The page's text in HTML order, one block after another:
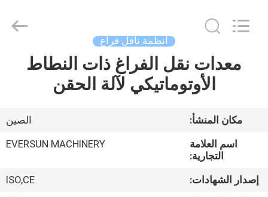
مسكن
عرض
الافتراضي
أنظمة ناقل فراغ
معدات نقل الفراغ ذات النطاط
الأوتوماتيكي لآلة الحقن
مكان المنشأ:
الصين
اسم العلامة
التجارية:
EVERSUN MACHINERY
إصدار الشهادات:
ISO,CE